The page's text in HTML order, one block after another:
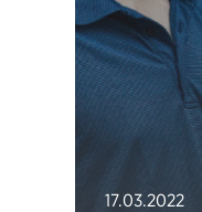
17.03.2022